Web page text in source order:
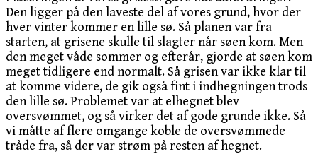
Den ligger på den laveste del af vores grund, hvor der
hver vinter kommer en lille sø. Så planen var fra
starten, at grisene skulle til slagter når søen kom. Men
den meget våde sommer og efterår, gjorde at søen kom
meget tidligere end normalt. Så grisen var ikke klar til
at komme videre, de gik også fint i indhegningen trods
den lille sø. Problemet var at elhegnet blev
oversvømmet, og så virker det af gode grunde ikke. Så
vi måtte af flere omgange koble de oversvømmede
tråde fra, så der var strøm på resten af hegnet.